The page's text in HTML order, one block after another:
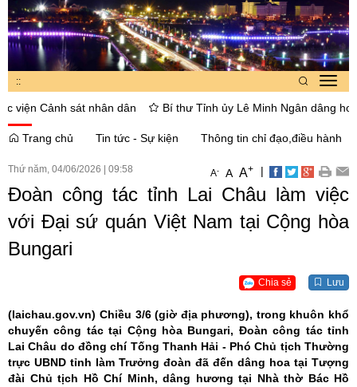
::
sát nhân dân Bí thư Tỉnh ủy Lê Minh Ngân dâng hoa, thắp
Trang chủ Tin tức - Sự kiện Thông tin chỉ đạo,điều hành
Thứ năm, 04/06/2026 09:58 A- A A+ |
Đoàn công tác tỉnh Lai Châu làm việc
với Đại sứ quán Việt Nam tại Cộng hòa
Bungari
Chia sẻ Lưu
(laichau.gov.vn) Chiều 3/6 (giờ địa phương), trong khuôn khổ
chuyến công tác tại Cộng hòa Bungari, Đoàn công tác tỉnh
Lai Châu do đồng chí Tống Thanh Hải - Phó Chủ tịch Thường
trực UBND tỉnh làm Trưởng đoàn đã đến dâng hoa tại Tượng
đài Chủ tịch Hồ Chí Minh, dâng hương tại Nhà thờ Bác Hồ